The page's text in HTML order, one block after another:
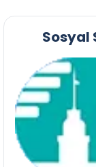
Sosyal